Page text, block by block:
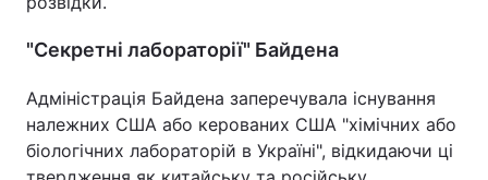
"Секретні лабораторії" Байдена
Адміністрація Байдена заперечувала існування
належних США або керованих США "хімічних або
біологічних лабораторій в Україні", відкидаючи ці